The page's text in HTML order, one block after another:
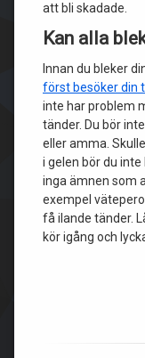
att bli skadade.
Kan alla
Innan du bleker
först besöker din
inte har problem
tänder. Du bör
eller amma.
i gelen bör du
inga ämnen som
exempel
få ilande tänder.
kör igång och